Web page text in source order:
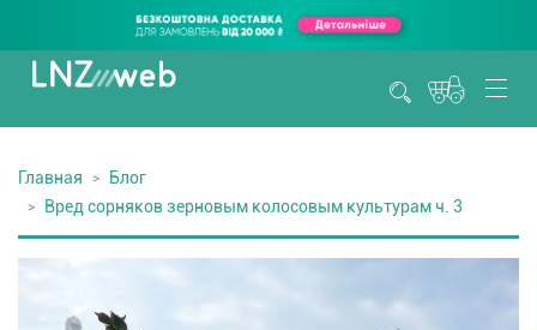
Главная
Блог
Вред сорняков зерновым колосовым культурам ч. 3